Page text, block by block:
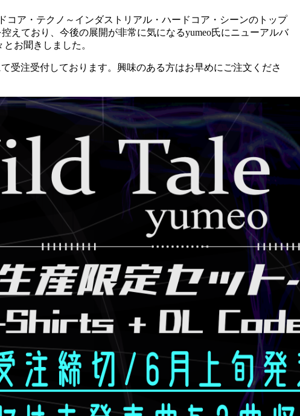
コア・テクノ～インダストリアル・ハードコア・シーンのトップ
えており、今後の展開が非常に気になるyumeo氏にニューアルバ
お聞きしました。
受注受付しております。興味のある方はお早めにご注文くださ